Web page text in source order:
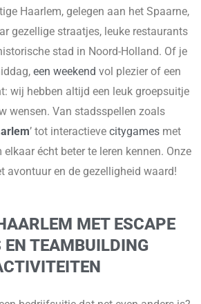
Haarlem, gelegen aan het Spaarne,
gezellige straatjes, leuke restaurants
stad in Noord-Holland. Of je
een weekend vol plezier of een
wij hebben altijd een leuk groepsuitje
wensen. Van stadsspellen zoals
’ tot interactieve citygamesmet
écht beter te leren kennen. Onze
avontuur en de gezelligheid waard!
MET ESCAPE
EN TEAMBUILDING